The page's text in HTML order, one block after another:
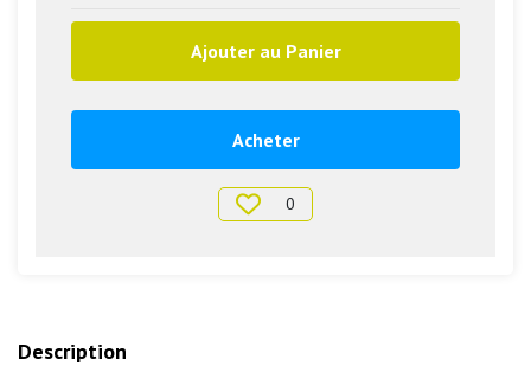
Ajouter au Panier
Acheter
0
Description